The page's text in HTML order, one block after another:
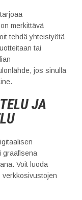
merkittävä
tehdä yhteistyötä
tai
jos sinulla
JA
graafisena
Voit luoda